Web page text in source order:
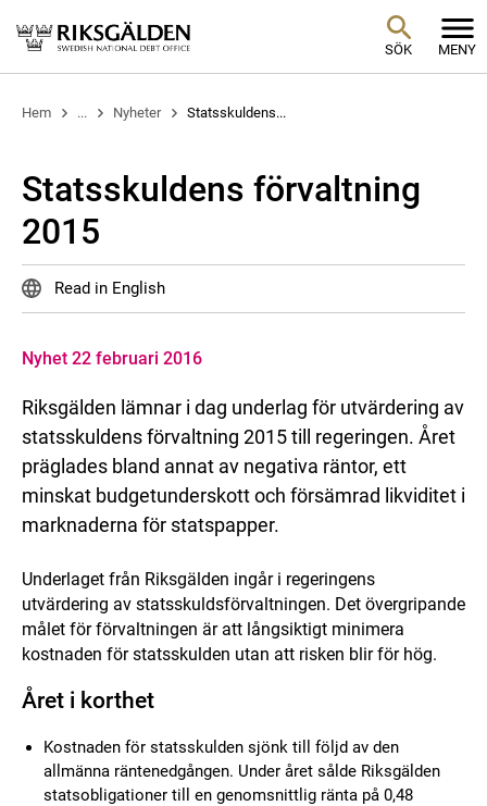
SÖK MENY
Hem ... Nyheter Statsskuldens...
Statsskuldens förvaltning
2015
Read in English
Nyhet 22 februari 2016
Riksgälden lämnar i dag underlag för utvärdering av
statsskuldens förvaltning 2015 till regeringen. Året
präglades bland annat av negativa räntor, ett
minskat budgetunderskott och försämrad likviditet i
marknaderna för statspapper.
Underlaget från Riksgälden ingår i regeringens
utvärdering av statsskuldsförvaltningen. Det övergripande
målet för förvaltningen är att långsiktigt minimera
kostnaden för statsskulden utan att risken blir för hög.
Året i korthet
Kostnaden för statsskulden sjönk till följd av den
allmänna räntenedgången. Under året sålde Riksgälden
statsobligationer till en genomsnittlig ränta på 0,48